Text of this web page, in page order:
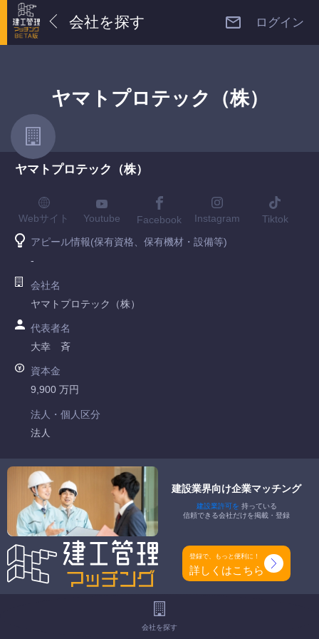
会社を探す ログイン
ヤマトプロテック（株）
ヤマトプロテック（株）
Webサイト Youtube Facebook Instagram Tiktok
アピール情報(保有資格、保有機材・設備等)
-
会社名
ヤマトプロテック（株）
代表者名
大幸 斉
資本金
9,900 万円
法人・個人区分
法人
許可番号
国土交通大臣許可 第004570号
特定建設業
建築一式工事業 管工事業 消防施設工事業
一般建設業
電気工事業
建設業界向け企業マッチング
建設業許可を 持っている
信頼できる会社だけを掲載・登録
登録で、もっと便利に！
詳しくはこちら
会社を探す